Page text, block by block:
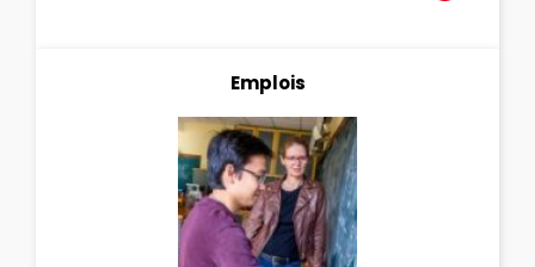
Emplois